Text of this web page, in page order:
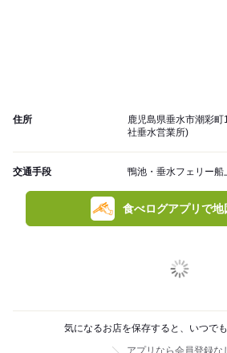
住所
鹿児島県垂水市潮彩
社垂水営業所)
交通手段 鴨池・垂水フェリー船
食べログアプリで地
気になるお店を保存すると、いつでも